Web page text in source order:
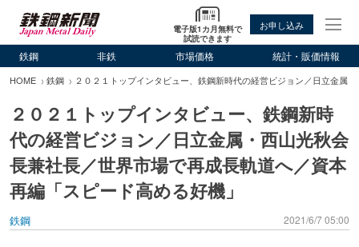
電子版1カ月無料で
試読できます
お申し込み
鉄鋼 非鉄 市場価格 統計・販価情報
HOME 鉄鋼 ２０２１トップインタビュー、鉄鋼新時代の経営ビジョン／日立金属
２０２１トップインタビュー、鉄鋼新時
代の経営ビジョン／日立金属・西山光秋会
長兼社長／世界市場で再成長軌道へ／資本
再編「スピード高める好機」
鉄鋼 2021/6/7 05:00